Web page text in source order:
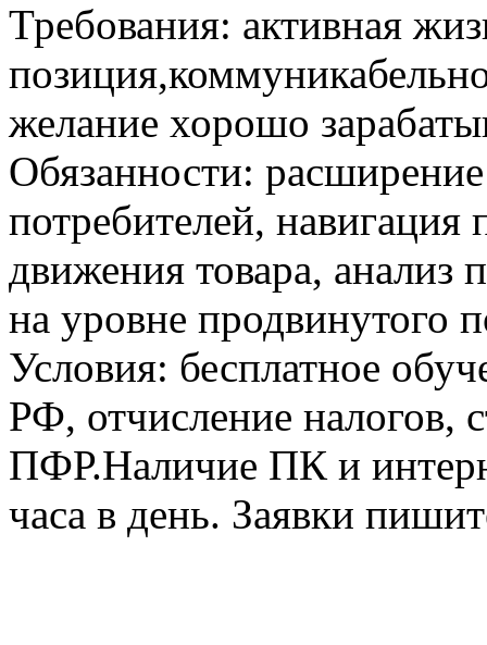
Требования: активная
желание хорошо
Обязанности:
потребителей, навигация
движения товара, анализ
на уровне продвинутого
Условия: бесплатное
РФ, отчисление налогов,
ПФР.Наличие ПК и
часа в день. Заявки